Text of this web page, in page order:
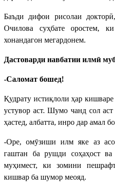
Баъди дифои рисолаи
Очилова суҳбате оростем,
хонандагон мегардонем.
Дастоварди навбатии илмӣ
-Саломат бошед!
Қудрату истиқлоли ҳар
устувор аст. Шумо чанд сол
ҳастед, албатта, инро дар амал
-Оре, омӯзиши илм яке аз
гаштан ба рушди соҳаҳост
муҳимест, ки зомини
кишвар ба шумор меояд.